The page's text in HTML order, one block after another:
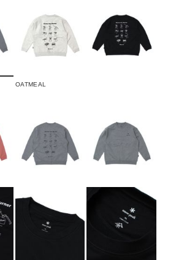
OATMEAL